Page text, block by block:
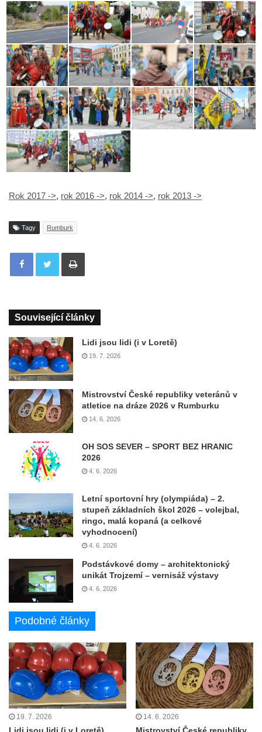
Rok 2017 ->, rok 2016 ->, rok 2014 ->, rok 2013 ->
Tagy Rumburk
Tisknout
Související články
Lidi jsou lidi (i v Loretě)
19. 7. 2026
Mistrovství České republiky veteránů v
atletice na dráze 2026 v Rumburku
14. 6. 2026
OH SOS SEVER – SPORT BEZ HRANIC
2026
4. 6. 2026
Letní sportovní hry (olympiáda) – 2.
stupeň základních škol 2026 – volejbal,
ringo, malá kopaná (a celkové
vyhodnocení)
4. 6. 2026
Podstávkové domy – architektonický
unikát Trojzemí – vernisáž výstavy
4. 6. 2026
Podobné články
19. 7. 2026 14. 6. 2026